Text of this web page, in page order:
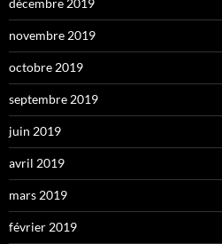
novembre 2019
octobre 2019
septembre 2019
juin 2019
avril 2019
mars 2019
février 2019